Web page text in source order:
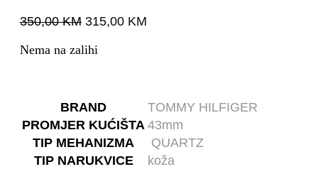
350,00KM 315,00 KM
Nema na zalihi
BRAND
TOMMY HILFIGER
PROMJER KUĆIŠTA 43mm
TIP MEHANIZMA
QUARTZ
TIP NARUKVICE
koža